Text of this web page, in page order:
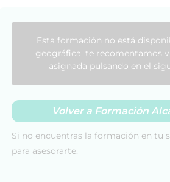
Esta formación no está
geográfica, te recomentamos
asignada pulsando en el
Volver a Formación
Si no encuentras la formación en tu
para asesorarte.